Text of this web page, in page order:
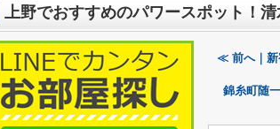
上野でおすすめのパワースポット！
≪ 前へ｜新
錦糸町随